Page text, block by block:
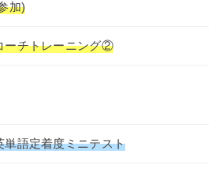
加)
ーチトレーニング②
単語定着度ミニテスト